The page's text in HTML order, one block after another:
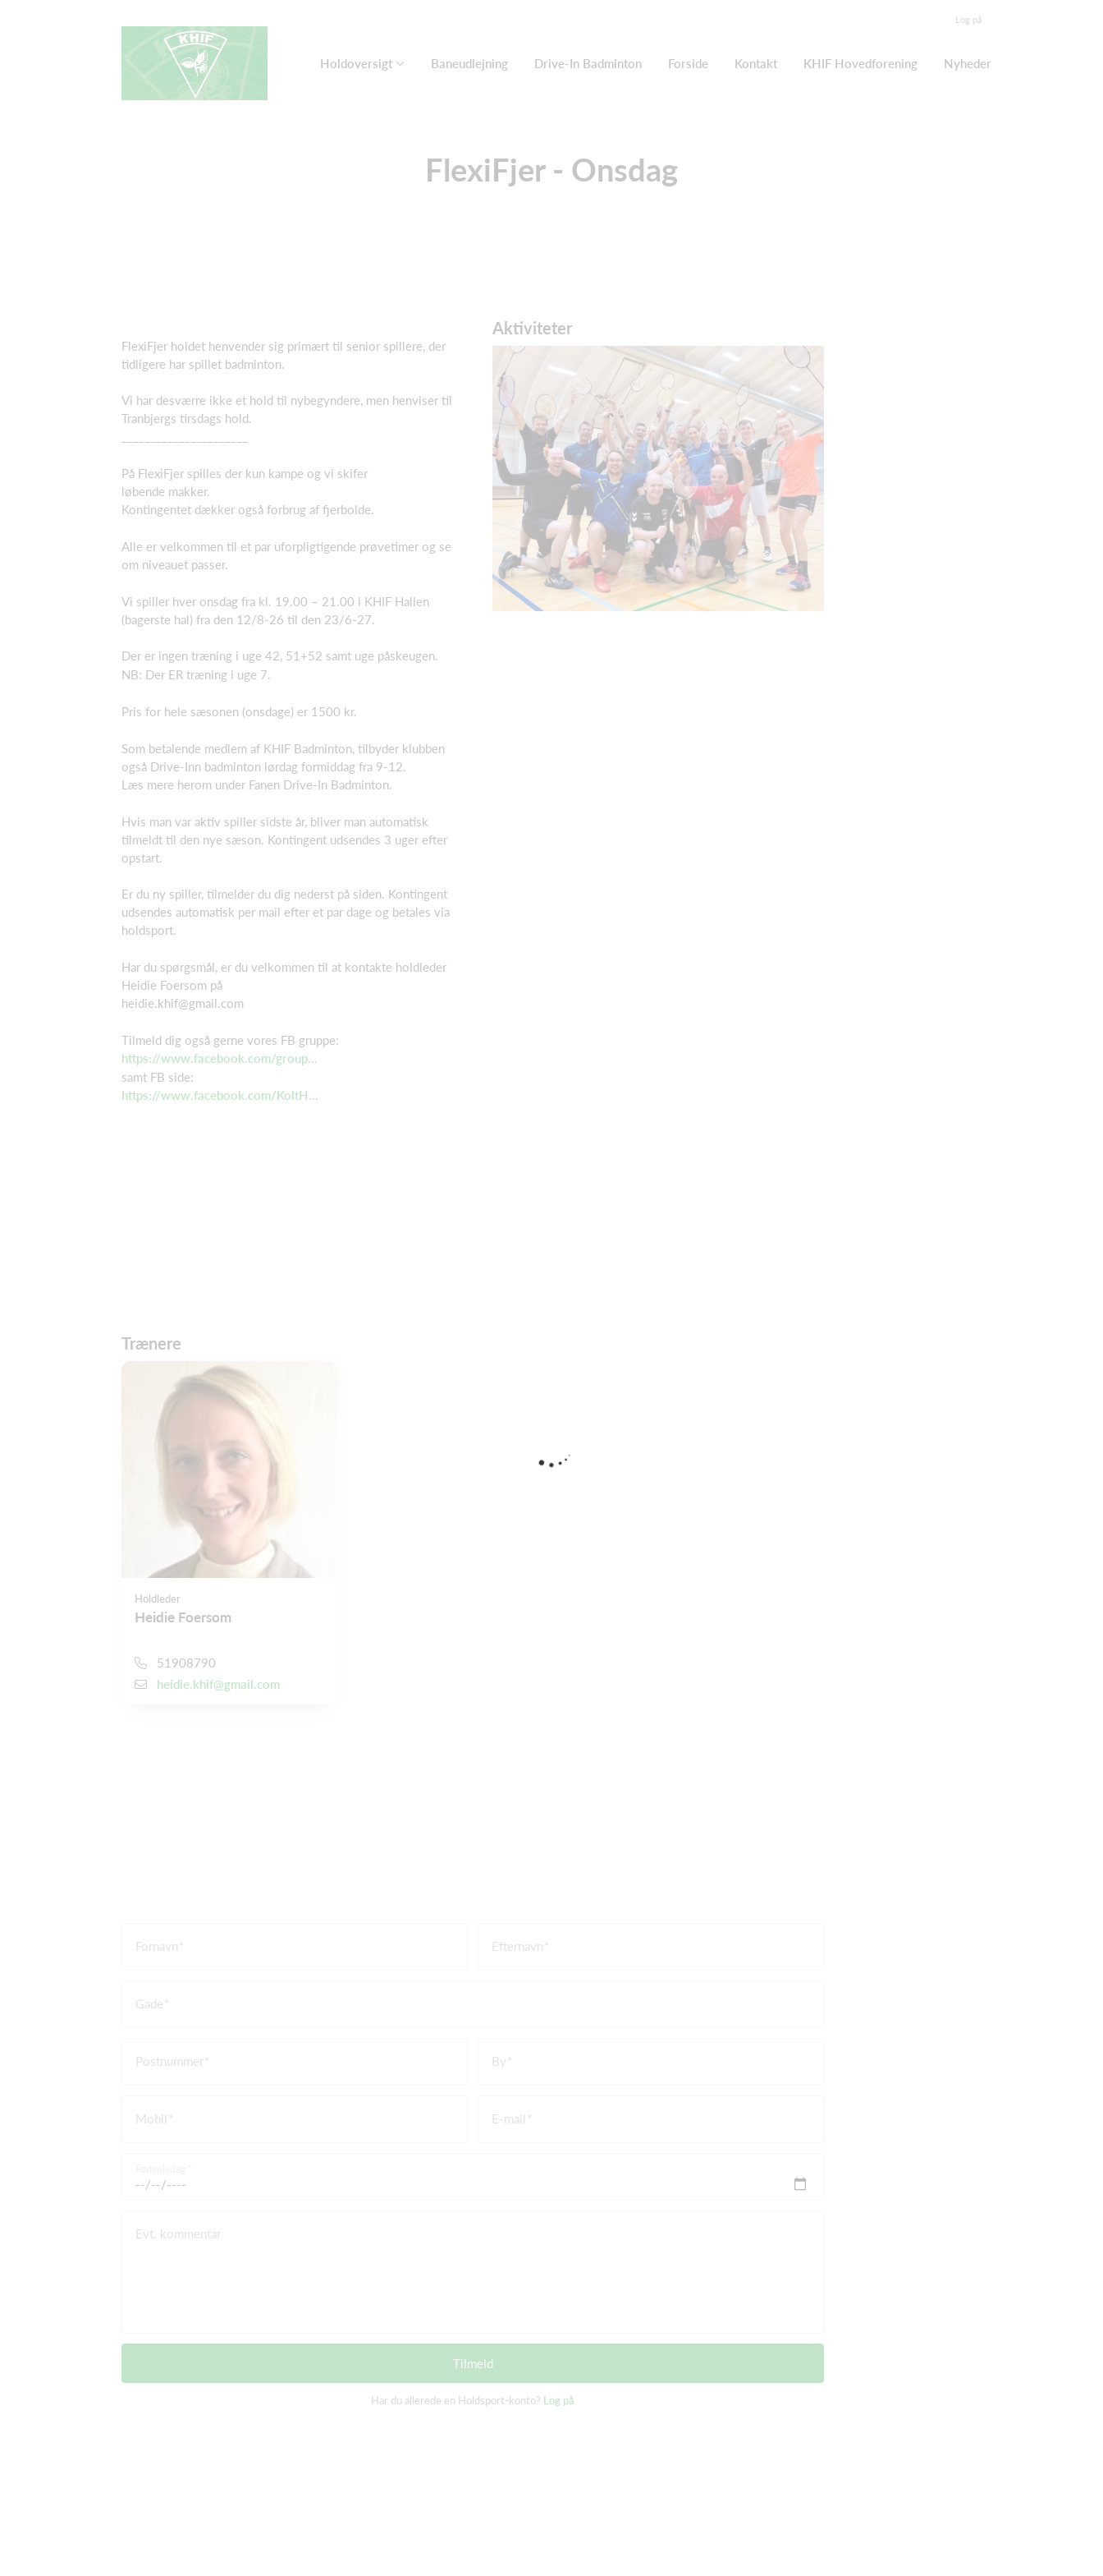
Log på
Holdoversigt Baneudlejning Drive-In Badminton Forside Kontakt KHIF Hovedforening Nyheder
FlexiFjer - Onsdag
FlexiFjer holdet henvender sig primært til senior spillere, der
tidligere har spillet badminton.
Vi har desværre ikke et hold til nybegyndere, men henviser til
Tranbjergs tirsdags hold.
På FlexiFjer spilles der kun kampe og vi skifer
løbende makker.
Kontingentet dækker også forbrug af fjerbolde.
Alle er velkommen til et par uforpligtigende prøvetimer og se
om niveauet passer.
Vi spiller hver onsdag fra kl. 19.00 – 21.00 i KHIF Hallen
(bagerste hal) fra den 12/8-26 til den 23/6-27.
Der er ingen træning i uge 42, 51+52 samt uge påskeugen.
NB: Der ER træning i uge 7.
Pris for hele sæsonen (onsdage) er 1500 kr.
Som betalende medlem af KHIF Badminton, tilbyder klubben
også Drive-Inn badminton lørdag formiddag fra 9-12.
Læs mere herom under Fanen Drive-In Badminton.
Hvis man var aktiv spiller sidste år, bliver man automatisk
tilmeldt til den nye sæson. Kontingent udsendes 3 uger efter
opstart.
Er du ny spiller, tilmelder du dig nederst på siden. Kontingent
udsendes automatisk per mail efter et par dage og betales via
holdsport.
Har du spørgsmål, er du velkommen til at kontakte holdleder
Heidie Foersom på
heidie.khif@gmail.com
Tilmeld dig også gerne vores FB gruppe:
https://www.facebook.com/group...
samt FB side:
https://www.facebook.com/KoltH...
Aktiviteter
Trænere
Holdleder
Heidie Foersom
51908790
heidie.khif@gmail.com
Fornavn Efternavn
Gade
Postnummer By
Mobil E-mail
Evt. kommentar
Tilmeld
Har du allerede en Holdsport-konto? Log på